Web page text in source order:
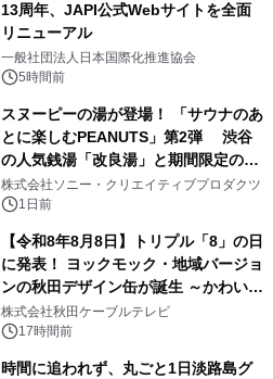
13周年、JAPI公式Webサイトを全面
リニューアル
一般社団法人日本国際化推進協会
5時間前
スヌーピーの湯が登場！ 「サウナのあ
とに楽しむPEANUTS」第2弾 渋谷
の人気銭湯「改良湯」と期間限定のコ
ラボレーション サウナイキタイコラ
ボグッズも発売決定！
株式会社ソニー・クリエイティブプロダクツ
1日前
【令和8年8月8日】トリプル「8」の日
に発表！ ヨックモック・地域バージョ
ンの秋田デザイン缶が誕生 ～かわいい
秋田犬の子犬と秋田の四季と名所を巡
るパッケージ～ 9月1日(火)秋田県内で
販売開始
株式会社秋田ケーブルテレビ
17時間前
時間に追われず、丸ごと1日淡路島グ